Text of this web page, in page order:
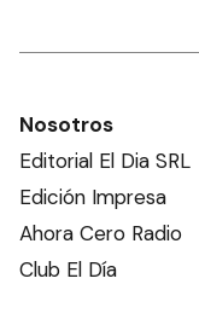
Nosotros
Editorial El Dia SRL
Edición Impresa
Ahora Cero Radio
Club El Día